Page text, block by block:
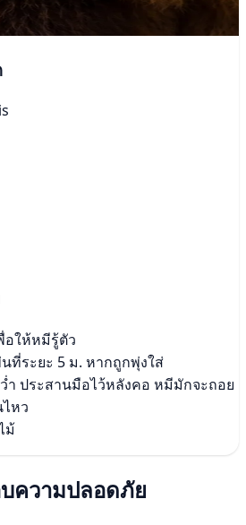
อให้หมีรู้ตัว
ที่ระยะ 5 ม. หากถูกพุ่งใส่
ประสานมือไว้หลังคอ หมีมักจะถอย
หว
ม้
ความปลอดภัย